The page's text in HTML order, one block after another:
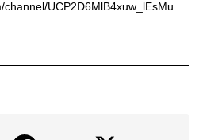
channel/UCP2D6MlB4xuw_lEsMu